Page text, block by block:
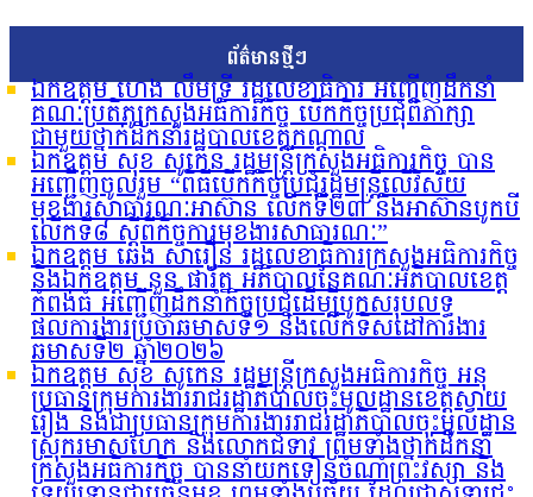
ព័ត៌មានថ្មីៗ
ឯកឧត្តម ហេង លឹមទ្រី រដ្ឋលេខាធិការ អញ្ជើញដឹកនាំ
គណៈប្រតិភូក្រសួងអធិការកិច្ច បើកកិច្ចប្រជុំពិភាក្សា
ជាមួយថ្នាក់ដឹកនាំរដ្ឋបាលខេត្តកណ្តាល
ឯកឧត្តម សុខ សូកេន រដ្ឋមន្រ្តីក្រសួងអធិការកិច្ច បាន
អញ្ជើញចូលរួម “ពិធីបើកកិច្ចប្រជុំរដ្ឋមន្ត្រីលើវិស័យ
មុខងារសាធារណៈអាស៊ាន លើកទី២៣ និងអាស៊ានបូកបី
លើកទី៨ ស្តីពីកិច្ចការមុខងារសាធារណៈ”
ឯកឧត្តម ឆេង សារឿន រដ្ឋលេខាធិការក្រសួងអធិការកិច្ច
និងឯកឧត្តម នួន ផារ័ត្ន អភិបាលនៃគណៈអភិបាលខេត្ត
កំពង់ធំ អញ្ជើញដឹកនាំកិច្ចប្រជុំដើម្បីបូកសរុបលទ្ធ
ផលការងារប្រចាំឆមាសទី១ និងលើកទិសដៅការងារ
ឆមាសទី២ ឆ្នាំ២០២៦
ឯកឧត្តម សុខ សូកេន រដ្ឋមន្រ្តីក្រសួងអធិការកិច្ច អនុ
ប្រធានក្រុមការងាររាជរដ្ឋាភិបាលចុះមូលដ្ឋានខេត្តស្វាយ
រៀង និងជាប្រធានក្រុមការងាររាជរដ្ឋាភិបាលចុះមូលដ្ឋាន
ស្រុករមាសហែក និងលោកជំទាវ ព្រមទាំងថ្នាក់ដឹកនាំ
ក្រសួងអធិការកិច្ច បាននាំយកទៀនចំណាំព្រះវស្សា និង